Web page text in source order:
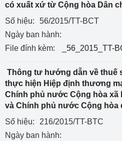
có xuất xứ từ Cộng hòa Dân
Số hiệu:
56/2015/TT-BCT
Ngày ban hành:
File đính kèm:
_56_2015_TT-
Thông tư hướng dẫn về thuế
thực hiện Hiệp định thương
Chính phủ nước Cộng hòa xã
và Chính phủ nước Cộng hòa
Số hiệu:
216/2015/TT-BTC
Ngày ban hành: